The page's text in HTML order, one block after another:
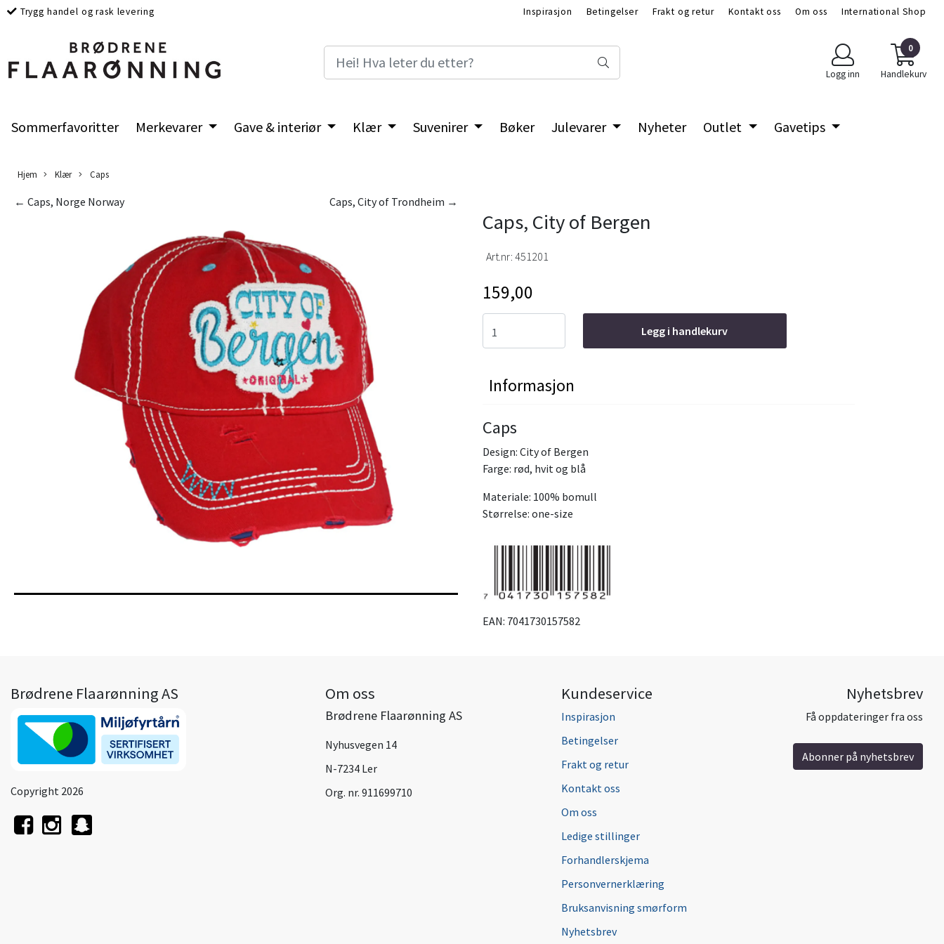
Trygg handel og rask levering Inspirasjon Betingelser Frakt og retur Kontakt oss Om oss International Shop
Logg inn
0
Handlekurv
Sommerfavoritter Merkevarer Gave & interiør Klær Suvenirer Bøker Julevarer Nyheter Outlet Gavetips
Hjem Klær Caps
Caps, City of Trondheim →
← Caps, Norge Norway
Caps, City of Bergen
Art.nr: 451201
159,00
Legg i handlekurv
Informasjon
Caps
Design: City of Bergen
Farge: rød, hvit og blå
Materiale: 100% bomull
Størrelse: one-size
EAN: 7041730157582
Brødrene Flaarønning AS
Copyright 2026
Om oss
Brødrene Flaarønning AS
Nyhusvegen 14
N-7234 Ler
Org. nr. 911699710
Kundeservice
Inspirasjon
Betingelser
Frakt og retur
Kontakt oss
Om oss
Ledige stillinger
Forhandlerskjema
Personvernerklæring
Bruksanvisning smørform
Nyhetsbrev
Nyhetsbrev
Få oppdateringer fra oss
Abonner på nyhetsbrev